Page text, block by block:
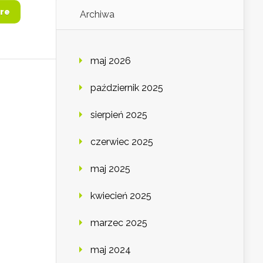
Archiwa
maj 2026
październik 2025
sierpień 2025
czerwiec 2025
maj 2025
kwiecień 2025
marzec 2025
maj 2024